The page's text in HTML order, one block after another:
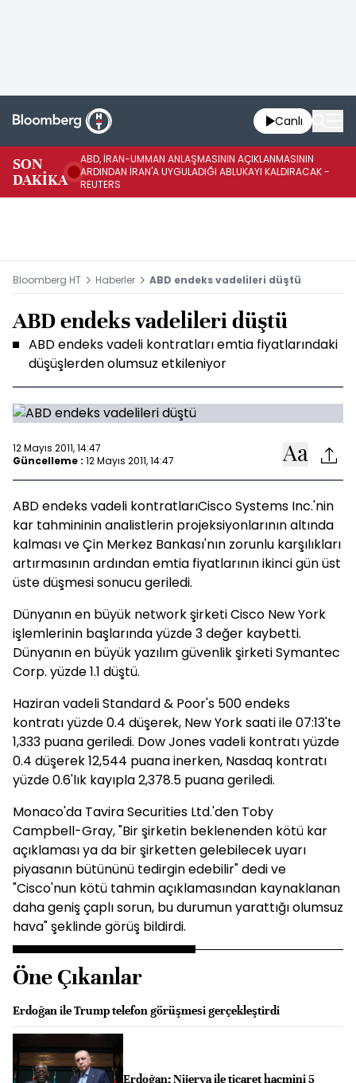
Canlı
SON
DAKİKA
ABD, İRAN-UMMAN ANLAŞMASININ AÇIKLANMASININ
ARDINDAN İRAN'A UYGULADIĞI ABLUKAYI KALDIRACAK -
REUTERS
Bloomberg HT Haberler ABD endeks vadelileri düştü
ABD endeks vadelileri düştü
ABD endeks vadeli kontratları emtia fiyatlarındaki
düşüşlerden olumsuz etkileniyor
12 Mayıs 2011, 14:47
Güncelleme : 12 Mayıs 2011, 14:47
ABD endeks vadeli kontratlarıCisco Systems Inc.'nin
kar tahmininin analistlerin projeksiyonlarının altında
kalması ve Çin Merkez Bankası'nın zorunlu karşılıkları
artırmasının ardından emtia fiyatlarının ikinci gün üst
üste düşmesi sonucu geriledi.
Dünyanın en büyük network şirketi Cisco New York
işlemlerinin başlarında yüzde 3 değer kaybetti.
Dünyanın en büyük yazılım güvenlik şirketi Symantec
Corp. yüzde 1.1 düştü.
Haziran vadeli Standard & Poor's 500 endeks
kontratı yüzde 0.4 düşerek, New York saati ile 07:13'te
1,333 puana geriledi. Dow Jones vadeli kontratı yüzde
0.4 düşerek 12,544 puana inerken, Nasdaq kontratı
yüzde 0.6'lık kayıpla 2,378.5 puana geriledi.
Monaco'da Tavira Securities Ltd.'den Toby
Campbell-Gray, "Bir şirketin beklenenden kötü kar
açıklaması ya da bir şirketten gelebilecek uyarı
piyasanın bütününü tedirgin edebilir" dedi ve
"Cisco'nun kötü tahmin açıklamasından kaynaklanan
daha geniş çaplı sorun, bu durumun yarattığı olumsuz
hava" şeklinde görüş bildirdi.
Öne Çıkanlar
Erdoğan ile Trump telefon görüşmesi gerçekleştirdi
Erdoğan: Nijerya ile ticaret hacmini 5